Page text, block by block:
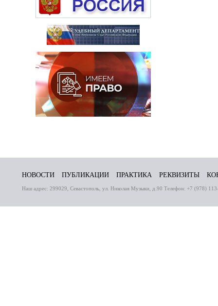
НОВОСТИ ПУБЛИКАЦИИ ПРАКТИКА РЕКВИЗИТЫ
Наш адрес: 299029, Севастополь, ул. Николая Музыки, д.90 Телефон: +7 (978)